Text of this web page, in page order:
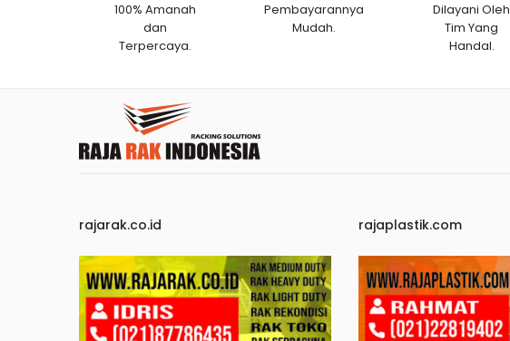
100% Amanah
dan
Terpercaya.
Pembayarannya
Mudah.
Dilayani Oleh
Tim Yang
Handal.
rajarak.co.id rajaplastik.com